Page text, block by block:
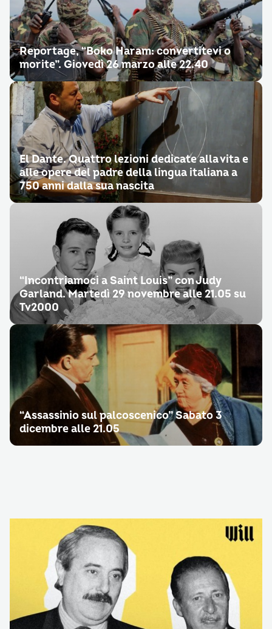
Reportage, “Boko Haram: convertitevi o
morite”. Giovedì 26 marzo alle 22.40
El Dante. Quattro lezioni dedicate alla vita e
alle opere del padre della lingua italiana a
750 anni dalla sua nascita
“Incontriamoci a Saint Louis” con Judy
Garland. Martedì 29 novembre alle 21.05 su
Tv2000
“Assassinio sul palcoscenico” Sabato 3
dicembre alle 21.05